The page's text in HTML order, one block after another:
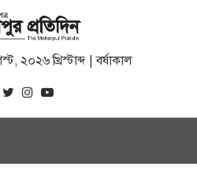
২০২৬ খ্রিস্টাব্দ | বর্ষাকাল